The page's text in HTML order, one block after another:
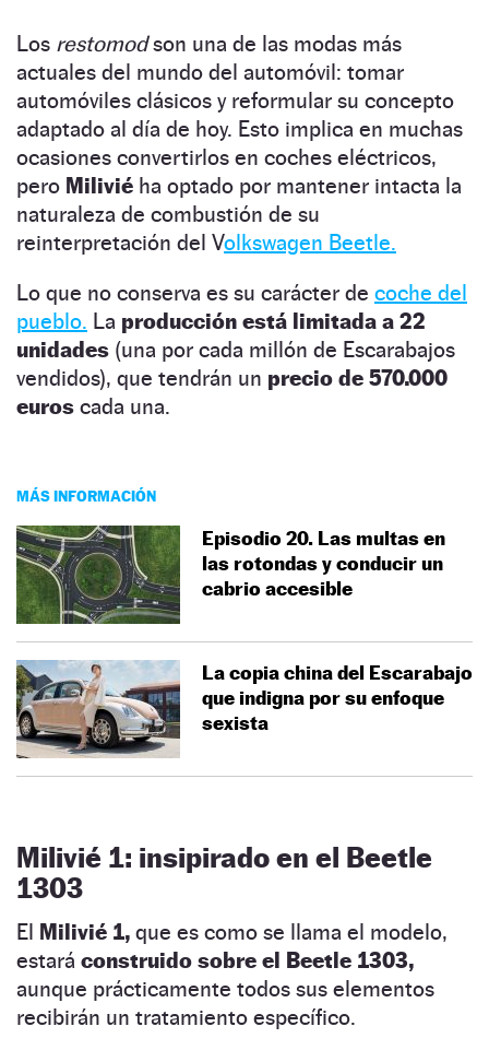
Los restomodson una de las modas más
actuales del mundo del automóvil: tomar
automóviles clásicos y reformular su concepto
adaptado al día de hoy. Esto implica en muchas
ocasiones convertirlos en coches eléctricos,
pero Milivié ha optado por mantener intacta la
naturaleza de combustión de su
reinterpretación del Volkswagen Beetle.
Lo que no conserva es su carácter de coche del
pueblo. La producción está limitada a 22
unidades (una por cada millón de Escarabajos
vendidos), que tendrán un precio de 570.000
euros cada una.
MÁS INFORMACIÓN
Episodio 20. Las multas en
las rotondas y conducir un
cabrio accesible
La copia china del Escarabajo
que indigna por su enfoque
sexista
Milivié 1: insipirado en el Beetle
1303
El Milivié 1, que es como se llama el modelo,
estará construido sobre el Beetle 1303,
aunque prácticamente todos sus elementos
recibirán un tratamiento específico.